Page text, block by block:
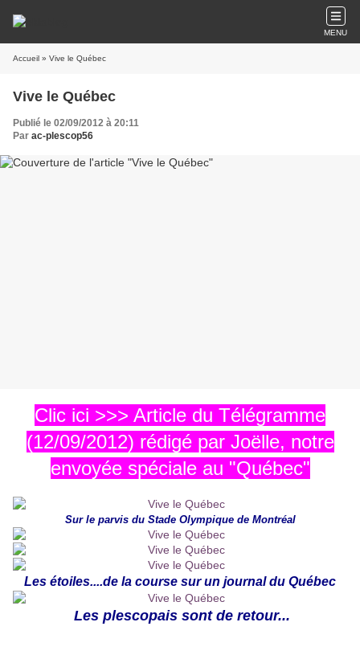
MENU
Accueil » Vive le Québec
Vive le Québec
Publié le 02/09/2012 à 20:11
Par ac-plescop56
Clic ici >>> Article du Télégramme
(12/09/2012) rédigé par Joëlle, notre
envoyée spéciale au "Québec"
Sur le parvis du Stade Olympique de Montréal
Les étoiles....de la course sur un journal du Québec
Les plescopais sont de retour...